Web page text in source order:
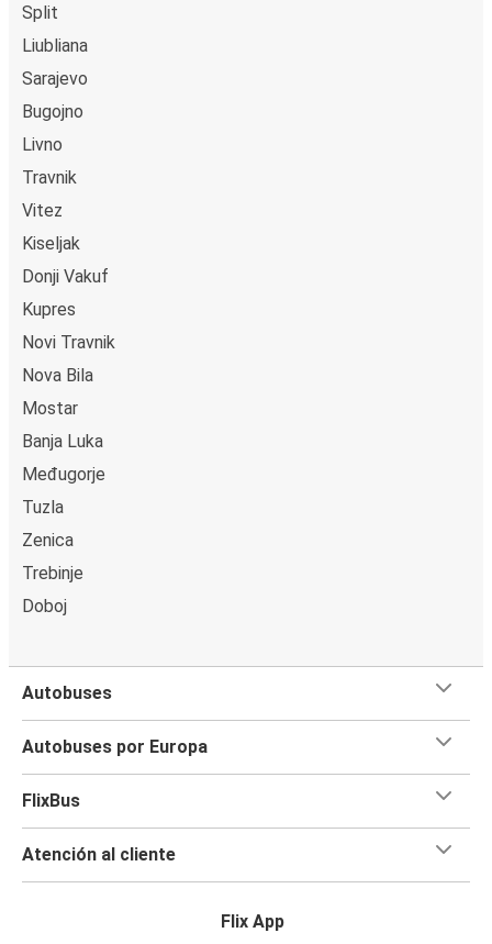
Split
Liubliana
Sarajevo
Bugojno
Livno
Travnik
Vitez
Kiseljak
Donji Vakuf
Kupres
Novi Travnik
Nova Bila
Mostar
Banja Luka
Međugorje
Tuzla
Zenica
Trebinje
Doboj
Autobuses
Autobuses por Europa
FlixBus
Atención al cliente
Flix App